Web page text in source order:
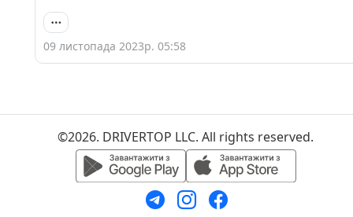
09 листопада 2023р. 05:58
©2026. DRIVERTOP LLC. All rights reserved.